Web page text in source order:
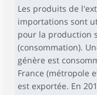
Les produits de
importations sont
pour la production
(consommation).
génère est
France (métropole
est exportée. En